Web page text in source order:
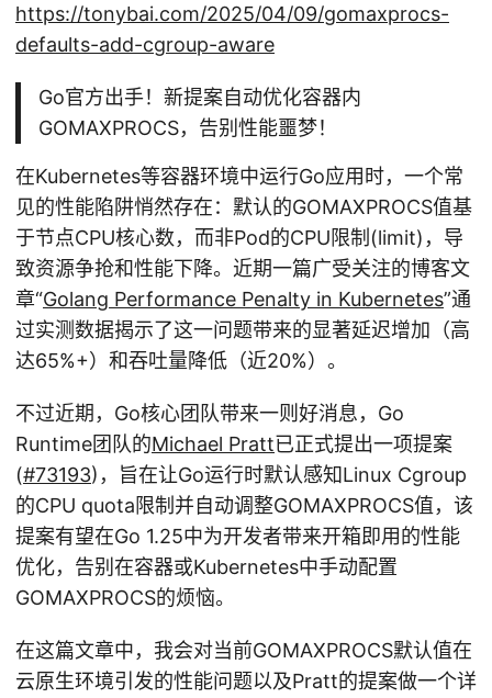
https://tonybai.com/2025/04/09/gomaxprocs-
defaults-add-cgroup-aware
Go官方出手！新提案自动优化容器内
GOMAXPROCS，告别性能噩梦！
在Kubernetes等容器环境中运行Go应用时，一个常
见的性能陷阱悄然存在：默认的GOMAXPROCS值基
于节点CPU核心数，而非Pod的CPU限制(limit)，导
致资源争抢和性能下降。近期一篇广受关注的博客文
章“Golang Performance Penalty in Kubernetes”通
过实测数据揭示了这一问题带来的显著延迟增加（高
达65%+）和吞吐量降低（近20%）。
不过近期，Go核心团队带来一则好消息，Go
Runtime团队的Michael Pratt已正式提出一项提案
(#73193)，旨在让Go运行时默认感知Linux Cgroup
的CPU quota限制并自动调整GOMAXPROCS值，该
提案有望在Go 1.25中为开发者带来开箱即用的性能
优化，告别在容器或Kubernetes中手动配置
GOMAXPROCS的烦恼。
在这篇文章中，我会对当前GOMAXPROCS默认值在
云原生环境引发的性能问题以及Pratt的提案做一个详